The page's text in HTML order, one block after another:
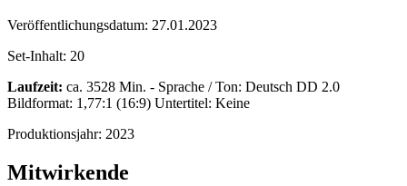
Veröffentlichungsdatum: 27.01.2023
Set-Inhalt: 20
Laufzeit: ca. 3528 Min. - Sprache / Ton: Deutsch DD 2.0
Bildformat: 1,77:1 (16:9) Untertitel: Keine
Produktionsjahr: 2023
Mitwirkende